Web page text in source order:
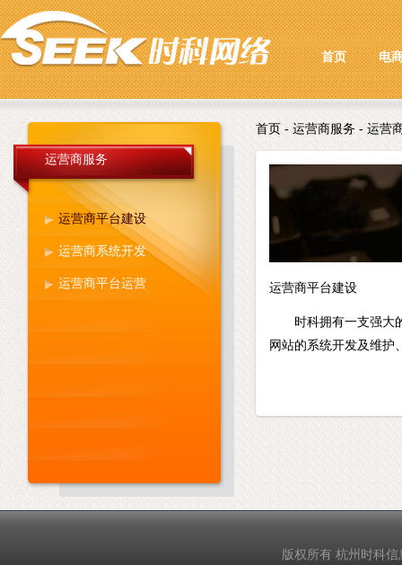
首页 电
运营商服务
运营商平台建设
运营商系统开发
运营商平台运营
首页 - 运营商服务 - 运营
运营商平台建设
时科拥有一支强大
网站的系统开发及维护
版权所有 杭州时科信